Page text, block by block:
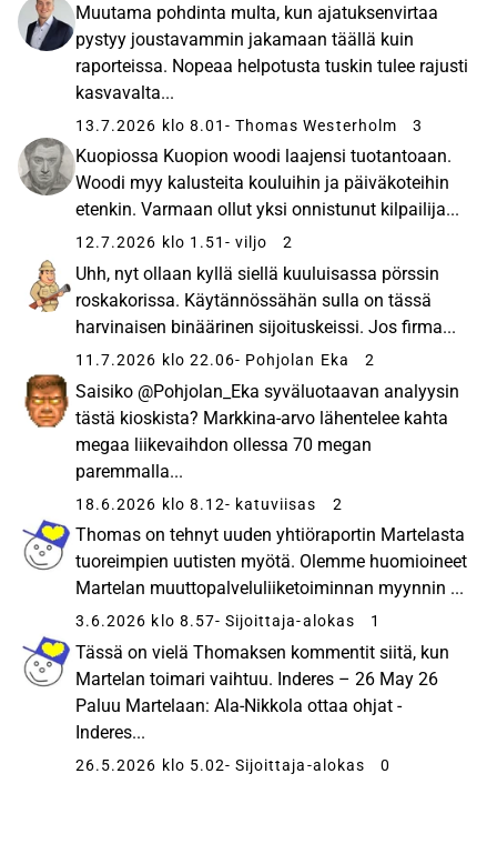
Muutama pohdinta multa, kun ajatuksenvirtaa
pystyy joustavammin jakamaan täällä kuin
raporteissa. Nopeaa helpotusta tuskin tulee rajusti
kasvavalta...
13.7.2026 klo 8.01 - Thomas Westerholm 3
Kuopiossa Kuopion woodi laajensi tuotantoaan.
Woodi myy kalusteita kouluihin ja päiväkoteihin
etenkin. Varmaan ollut yksi onnistunut kilpailija...
12.7.2026 klo 1.51 - viljo 2
Uhh, nyt ollaan kyllä siellä kuuluisassa pörssin
roskakorissa. Käytännössähän sulla on tässä
harvinaisen binäärinen sijoituskeissi. Jos firma...
11.7.2026 klo 22.06- Pohjolan Eka 2
Saisiko @Pohjolan_Eka syväluotaavan analyysin
tästä kioskista? Markkina-arvo lähentelee kahta
megaa liikevaihdon ollessa 70 megan
paremmalla...
18.6.2026 klo 8.12- katuviisas 2
Thomas on tehnyt uuden yhtiöraportin Martelasta
tuoreimpien uutisten myötä. Olemme huomioineet
Martelan muuttopalveluliiketoiminnan myynnin ...
3.6.2026 klo 8.57- Sijoittaja-alokas 1
Tässä on vielä Thomaksen kommentit siitä, kun
Martelan toimari vaihtuu. Inderes – 26 May 26
Paluu Martelaan: Ala-Nikkola ottaa ohjat -
Inderes...
26.5.2026 klo 5.02- Sijoittaja-alokas 0